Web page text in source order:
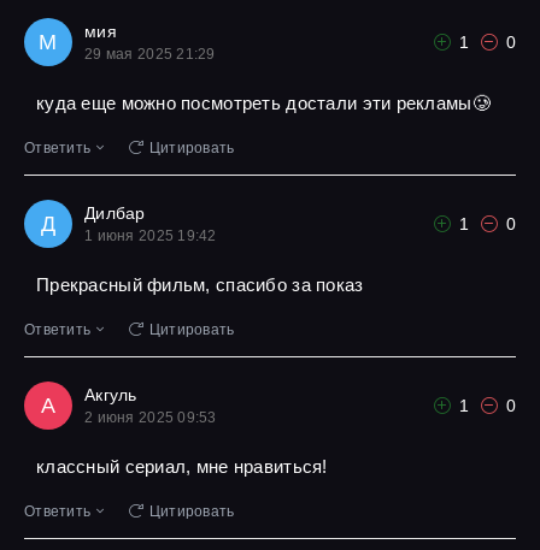
М мия
29 мая 2025 21:29
1 0
куда еще можно посмотреть достали эти рекламы🥲
Ответить Цитировать
Д Дилбар
1 июня 2025 19:42
1 0
Прекрасный фильм, спасибо за показ
Ответить Цитировать
А Акгуль
2 июня 2025 09:53
1 0
классный сериал, мне нравиться!
Ответить Цитировать